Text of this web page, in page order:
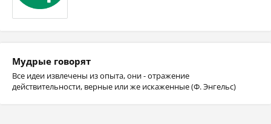
Мудрые говорят
Все идеи извлечены из опыта, они - отражение
действительности, верные или же искаженные (Ф. Энгельс)